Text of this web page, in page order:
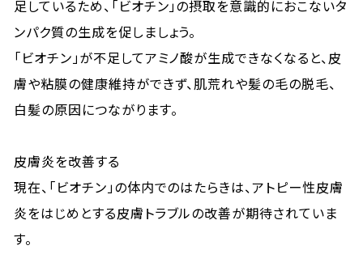
足しているため、「ビオチン」の摂取を意識的におこないタ
ンパク質の生成を促しましょう。
「ビオチン」が不足してアミノ酸が生成できなくなると、皮
膚や粘膜の健康維持ができず、肌荒れや髪の毛の脱毛、
白髪の原因につながります。
皮膚炎を改善する
現在、「ビオチン」の体内でのはたらきは、アトピー性皮膚
炎をはじめとする皮膚トラブルの改善が期待されていま
す。